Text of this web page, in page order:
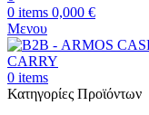
0 items 0,000 €
Μενου
0 items
Κατηγορίες Προϊόντων